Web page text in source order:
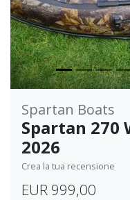
Spartan Boats
Spartan 270
2026
Crea la tua recensione
EUR 999,00